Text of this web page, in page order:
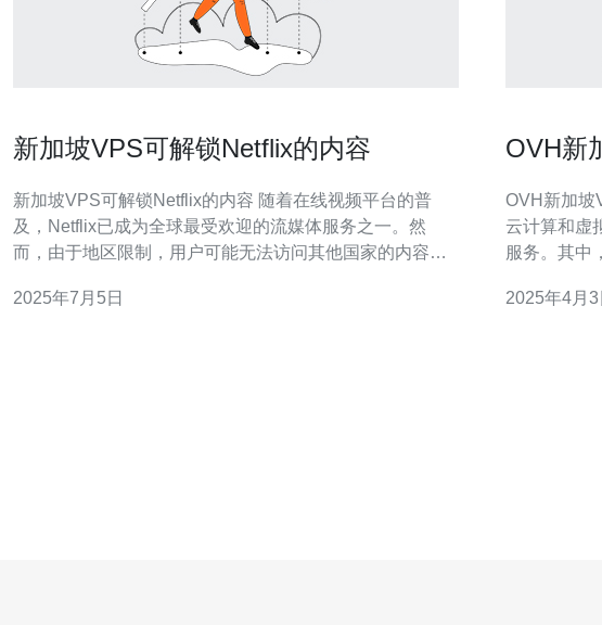
新加坡VPS可解锁Netflix的内容
新加坡VPS可解锁Netflix的内容 随着在线视频平台的普
及，Netflix已成为全球最受欢迎的流媒体服务之一。然
而，由于地区限制，用户可能无法访问其他国家的内容。
户享受更多的视频资源。 VPS（Virtual Private Server）
2025年7月5日
OVH新
OVH新加坡VPS
云计算和虚
服务。其中
VPS在性能
2025年4月3